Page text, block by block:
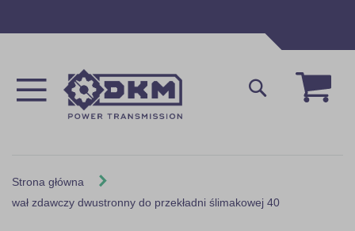
Mój
Szukaj
Strona główna
wał zdawczy dwustronny do przekładni ślimakowej 40